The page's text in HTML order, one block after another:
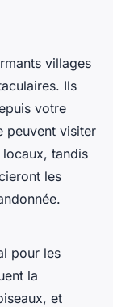
villages
Ils
votre
peuvent visiter
tandis
les
pour les
la
et